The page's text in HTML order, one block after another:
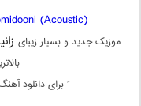
(Acoustic)
موزیک جدید و بسیار زیبای
” برای دانلود